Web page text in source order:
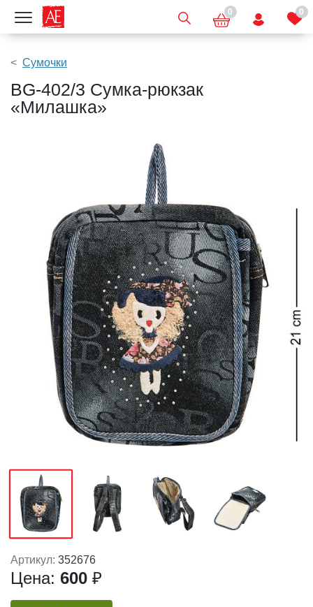
Показать меню 0 0
Сумочки
BG-402/3 Сумка-рюкзак
«Милашка»
Артикул: 352676
Цена: 600 ₽